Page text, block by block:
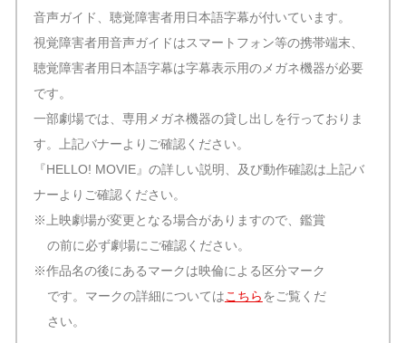
音声ガイド、聴覚障害者用日本語字幕が付いています。
視覚障害者用音声ガイドはスマートフォン等の携帯端末、
聴覚障害者用日本語字幕は字幕表示用のメガネ機器が必要
です。
一部劇場では、専用メガネ機器の貸し出しを行っておりま
す。上記バナーよりご確認ください。
『HELLO! MOVIE』の詳しい説明、及び動作確認は上記バ
ナーよりご確認ください。
※上映劇場が変更となる場合がありますので、鑑賞
の前に必ず劇場にご確認ください。
※作品名の後にあるマークは映倫による区分マーク
です。マークの詳細についてはこちらをご覧くだ
さい。